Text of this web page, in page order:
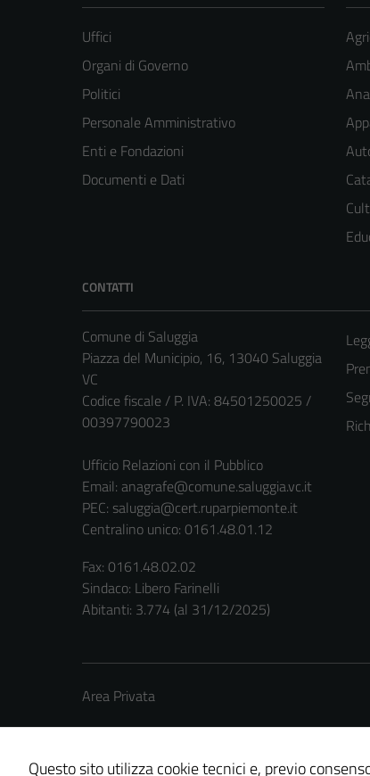
Uffici
Organi di Governo
Politici
Personale Amministrativo
Enti e Fondazioni
Documenti e Dati
CONTATTI
Comune di Saluggia
Piazza del Municipio, 16, 13040 Saluggia
VC
Codice fiscale / P. IVA: 84501250025 /
00397790023
Ufficio Relazioni con il Pubblico
Email: anagrafe@comune.saluggia.vc.it
PEC: saluggia@cert.ruparpiemonte.it
Centralino unico: 0161.48.01.12
Fax: 0161.48.02.02
Sindaco: Libero Farinelli
Abitanti: 3.774 (al 31/12/2025)
Area Privata
Questo sito utilizza cookie tecnici e, previo